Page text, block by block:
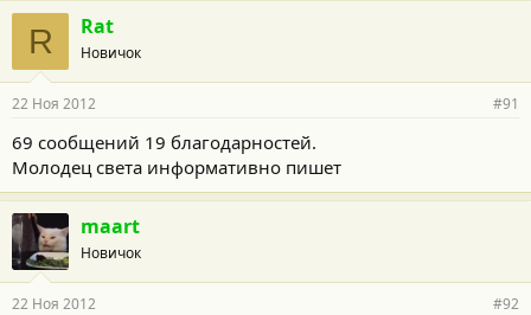
т
о
р
т
е
м
ы
а
н
ч
а
л
а
R Rat
Новичок
22 Ноя 2012 #91
69 сообщений 19 благодарностей.
Молодец света информативно пишет
maart
Новичок
22 Ноя 2012 #92